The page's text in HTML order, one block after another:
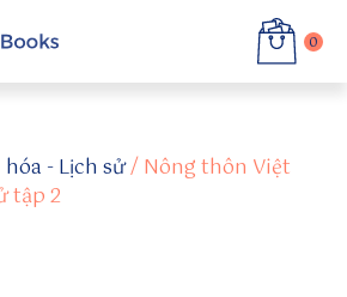
0
hóa - Lịch sử/ Nông thôn Việt
tập 2